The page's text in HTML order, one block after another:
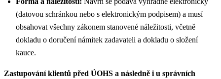
(datovou schránkou nebo s elektronickým podpisem) a musí
obsahovat všechny zákonem stanovené náležitosti, včetně
dokladu o doručení námitek zadavateli a dokladu o složení
kauce.
Zastupování klientů před ÚOHS a následně i u správních